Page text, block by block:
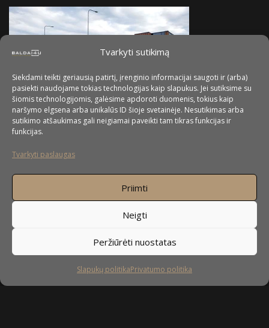
Tvarkyti sutikimą
Siekdami teikti geriausią patirtį, įrenginio informacijai saugoti ir (arba)
pasiekti naudojame tokias technologijas kaip slapukus. Jei sutiksime su
šiomis technologijomis, galėsime apdoroti duomenis, tokius kaip
naršymo elgsena arba unikalūs ID šioje svetainėje. Nesutikimas arba
sutikimo atšaukimas gali neigiamai paveikti tam tikras funkcijas ir
funkcijas.
Tvarkyti paslaugas
Priimti
Neigti
Peržiūrėti nuostatas
Slapukų politikaPrivatumo politika
yra nestandartinių baldų gamyba. Nors daugiausiai
orientuojamės į nestandartinių virtuvės baldų gamybą, bet
mielai pagal Jūsų pageidavimus pagaminsime ir spintas, spintas
stumdomomis durimis, svetainės baldus, miegamojo baldus,
prieškambario baldus, vaikų kambario baldus, vonios baldus,
taip pat – komodas, stalus ir įvairius kitus nestandartinius
korpusinius baldus.